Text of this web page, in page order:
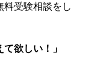
料受験相談をし
欲しい！」